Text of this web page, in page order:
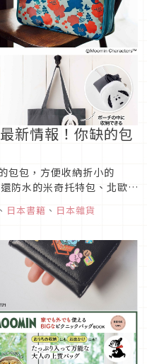
新情報！你缺的包
包包，方便收納折小的
防水的米奇托特包、北歐知
人每個都想收，快來看看
、 日本書籍 、 日本雜貨